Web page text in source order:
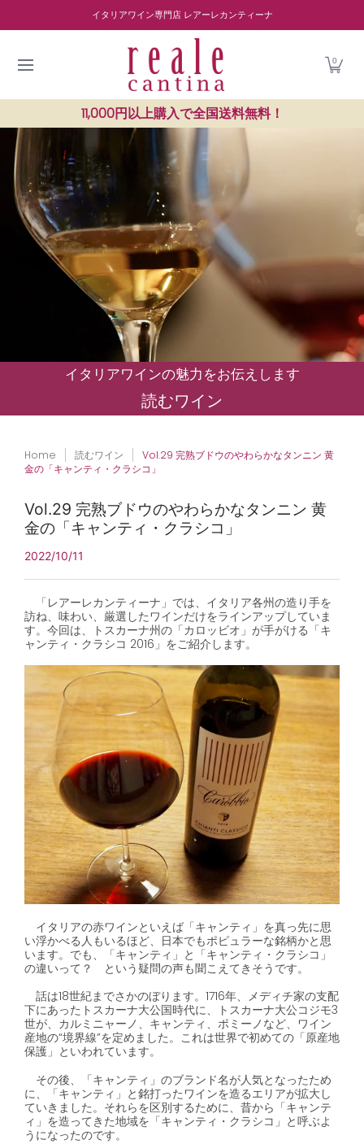
Skip to Main Content ワイナリー紹介 読み物 レストラン紹介
イタリアワイン専門店 レアーレカンティーナ
0
11,000円以上購入で全国送料無料！
イタリアワインの魅力をお伝えします
読むワイン
Home 読むワイン
Vol.29 完熟ブドウのやわらかなタンニン 黄
金の「キャンティ・クラシコ」
Vol.29 完熟ブドウのやわらかなタンニン 黄
金の「キャンティ・クラシコ」
2022/10/11
「レアーレカンティーナ」では、イタリア各州の造り手を
訪ね、味わい、厳選したワインだけをラインアップしていま
す。今回は、トスカーナ州の「カロッビオ」が手がける「キ
ャンティ・クラシコ 2016」をご紹介します。
イタリアの赤ワインといえば「キャンティ」を真っ先に思
い浮かべる人もいるほど、日本でもポピュラーな銘柄かと思
います。でも、「キャンティ」と「キャンティ・クラシコ」
の違いって？ という疑問の声も聞こえてきそうです。
話は18世紀までさかのぼります。 1716年、メディチ家の支配
下にあったトスカーナ大公国時代に、トスカーナ大公コジモ3
世が、カルミニャーノ、キャンティ、ポミーノなど、ワイン
産地の“境界線”を定めました。これは世界で初めての「原産地
保護」といわれています。
その後、「キャンティ」のブランド名が人気となったため
に、「キャンティ」と銘打ったワインを造るエリアが拡大し
ていきました。それらを区別するために、昔から「キャンテ
ィ」を造ってきた地域を「キャンティ・クラシコ」と呼ぶよ
うになったのです。